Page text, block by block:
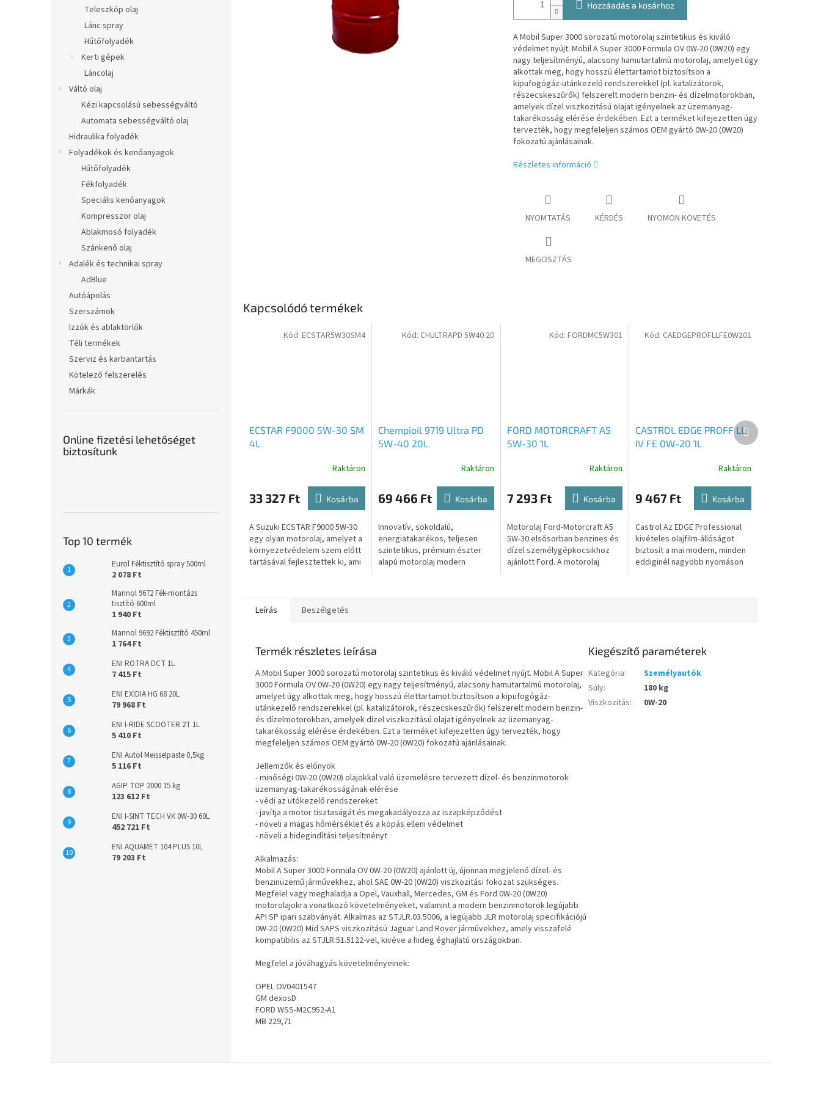
Teleszkóp olaj
Lánc spray
Hűtőfolyadék
Kerti gépek
Láncolaj
Váltó olaj
Kézi kapcsolású sebességváltó
Automata sebességváltó olaj
Hidraulika folyadék
Folyadékok és kenőanyagok
Hűtőfolyadék
Fékfolyadék
Speciális kenőanyagok
Kompresszor olaj
Ablakmosó folyadék
Szánkenő olaj
Adalék és technikai spray
AdBlue
Autóápolás
Szerszámok
Izzók és ablaktörlők
Téli termékek
Szerviz és karbantartás
Kötelező felszerelés
Márkák
Online fizetési lehetőséget
biztosítunk
Top 10 termék
Eurol Féktisztító spray 500ml
2 078 Ft
Mannol 9672 Fék-montázs
tisztító 600ml
1 940 Ft
Mannol 9692 Féktisztító 450ml
1 764 Ft
ENI ROTRA DCT 1L
7 415 Ft
ENI EXIDIA HG 68 20L
79 968 Ft
ENI I-RIDE SCOOTER 2T 1L
5 410 Ft
ENI Autol Meisselpaste 0,5kg
5 116 Ft
AGIP TOP 2000 15 kg
123 612 Ft
ENI I-SINT TECH VK 0W-30 60L
452 721 Ft
ENI AQUAMET 104 PLUS 10L
79 203 Ft
Hozzáadás a kosárhoz
A Mobil Super 3000 sorozatú motorolaj szintetikus és kiváló
védelmet nyújt. Mobil A Super 3000 Formula OV 0W-20 (0W20) egy
nagy teljesítményű, alacsony hamutartalmú motorolaj, amelyet úgy
alkottak meg, hogy hosszú élettartamot biztosítson a
kipufogógáz-utánkezelő rendszerekkel (pl. katalizátorok,
részecskeszűrők) felszerelt modern benzin- és dízelmotorokban,
amelyek dízel viszkozitású olajat igényelnek az üzemanyag-
takarékosság elérése érdekében. Ezt a terméket kifejezetten úgy
tervezték, hogy megfeleljen számos OEM gyártó 0W-20 (0W20)
fokozatú ajánlásainak.
Részletes információ
NYOMTATÁS KÉRDÉS NYOMON KÖVETÉS
MEGOSZTÁS
Kapcsolódó termékek
ECSTAR F9000 5W-30 SM
4L
Raktáron
33 327 Ft Kosárba
A Suzuki ECSTAR F9000 5W-30
egy olyan motorolaj, amelyet a
környezetvédelem szem előtt
tartásával fejlesztettek ki, ami
Kód: ECSTAR5W30SM4
Chempioil 9719 Ultra PD
5W-40 20L
Raktáron
69 466 Ft Kosárba
Innovatív, sokoldalú,
energiatakarékos, teljesen
szintetikus, prémium észter
alapú motorolaj modern
Kód: CHULTRAPD 5W40 20
FORD MOTORCRAFT A5
5W-30 1L
Raktáron
7 293 Ft Kosárba
Motorolaj Ford-Motorcraft A5
5W-30 elsősorban benzines és
dízel személygépkocsikhoz
ajánlott Ford. A motorolaj
Kód:FORDMC5W301
CASTROL EDGE PROFF LL
IV FE 0W-20 1L
Raktáron
9 467 Ft Kosárba
Castrol Az EDGE Professional
kivételes olajfilm-állóságot
biztosít a mai modern, minden
eddiginél nagyobb nyomáson
Kód: CAEDGEPROFLLFE0W201
Következő
termék
Leírás Beszélgetés
Termék részletes leírása
A Mobil Super 3000 sorozatú motorolaj szintetikus és kiváló védelmet nyújt. Mobil A Super
3000 Formula OV 0W-20 (0W20) egy nagy teljesítményű, alacsony hamutartalmú motorolaj,
amelyet úgy alkottak meg, hogy hosszú élettartamot biztosítson a kipufogógáz-
utánkezelő rendszerekkel (pl. katalizátorok, részecskeszűrők) felszerelt modern benzin-
és dízelmotorokban, amelyek dízel viszkozitású olajat igényelnek az üzemanyag-
takarékosság elérése érdekében. Ezt a terméket kifejezetten úgy tervezték, hogy
megfeleljen számos OEM gyártó 0W-20 (0W20) fokozatú ajánlásainak.
Jellemzők és előnyök
- minőségi 0W-20 (0W20) olajokkal való üzemelésre tervezett dízel- és benzinmotorok
üzemanyag-takarékosságának elérése
- védi az utókezelő rendszereket
- javítja a motor tisztaságát és megakadályozza az iszapképződést
- növeli a magas hőmérséklet és a kopás elleni védelmet
- növeli a hidegindítási teljesítményt
Alkalmazás:
Mobil A Super 3000 Formula OV 0W-20 (0W20) ajánlott új, újonnan megjelenő dízel- és
benzinüzemű járművekhez, ahol SAE 0W-20 (0W20) viszkozitási fokozat szükséges.
Megfelel vagy meghaladja a Opel, Vauxhall, Mercedes, GM és Ford 0W-20 (0W20)
motorolajokra vonatkozó követelményeket, valamint a modern benzinmotorok legújabb
API SP ipari szabványát. Alkalmas az STJLR.03.5006, a legújabb JLR motorolaj specifikációjú
0W-20 (0W20) Mid SAPS viszkozitású Jaguar Land Rover járművekhez, amely visszafelé
kompatibilis az STJLR.51.5122-vel, kivéve a hideg éghajlatú országokban.
Megfelel a jóváhagyás követelményeinek:
OPEL OV0401547
GM dexosD
FORD WSS-M2C952-A1
MB 229,71
Kiegészítő paraméterek
Kategória:
Személyautók
Súly:
180 kg
Viszkozitás: 0W-20